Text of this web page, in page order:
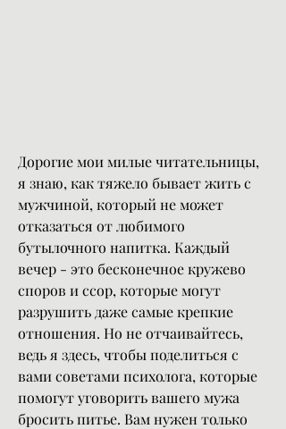
Дорогие мои милые читательницы,
я знаю, как тяжело бывает жить с
мужчиной, который не может
отказаться от любимого
бутылочного напитка. Каждый
вечер - это бесконечное кружево
споров и ссор, которые могут
разрушить даже самые крепкие
отношения. Но не отчаивайтесь,
ведь я здесь, чтобы поделиться с
вами советами психолога, которые
помогут уговорить вашего мужа
бросить питье. Вам нужен только